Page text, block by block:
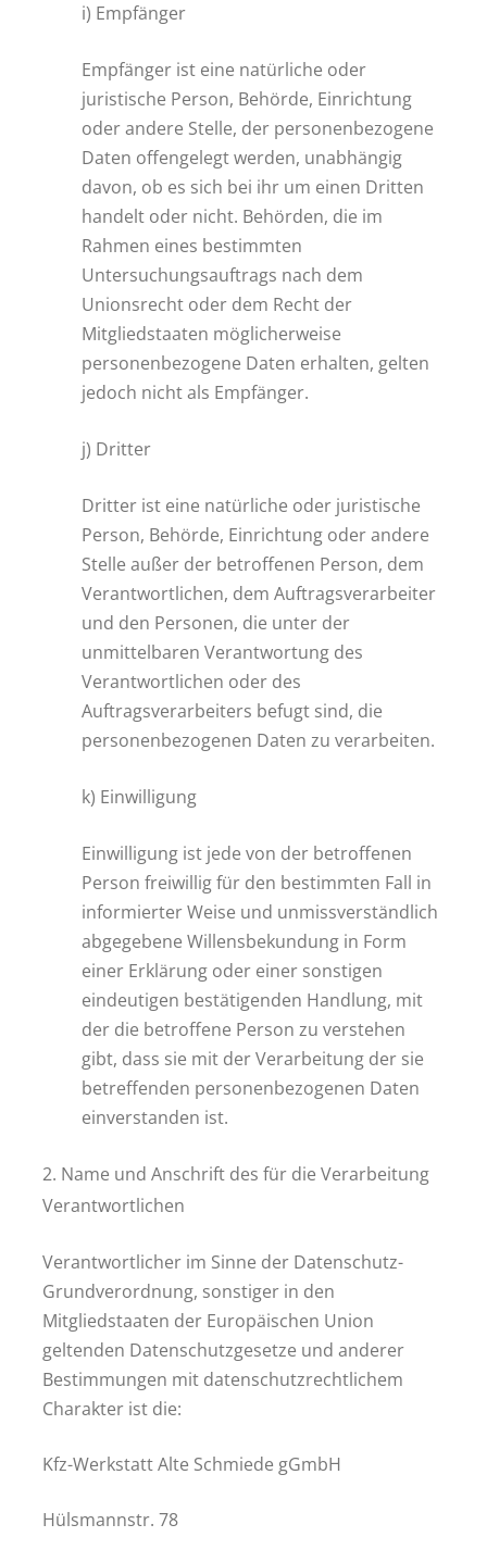
i) Empfänger
Empfänger ist eine natürliche oder
juristische Person, Behörde, Einrichtung
oder andere Stelle, der personenbezogene
Daten offengelegt werden, unabhängig
davon, ob es sich bei ihr um einen Dritten
handelt oder nicht. Behörden, die im
Rahmen eines bestimmten
Untersuchungsauftrags nach dem
Unionsrecht oder dem Recht der
Mitgliedstaaten möglicherweise
personenbezogene Daten erhalten, gelten
jedoch nicht als Empfänger.
j) Dritter
Dritter ist eine natürliche oder juristische
Person, Behörde, Einrichtung oder andere
Stelle außer der betroffenen Person, dem
Verantwortlichen, dem Auftragsverarbeiter
und den Personen, die unter der
unmittelbaren Verantwortung des
Verantwortlichen oder des
Auftragsverarbeiters befugt sind, die
personenbezogenen Daten zu verarbeiten.
k) Einwilligung
Einwilligung ist jede von der betroffenen
Person freiwillig für den bestimmten Fall in
informierter Weise und unmissverständlich
abgegebene Willensbekundung in Form
einer Erklärung oder einer sonstigen
eindeutigen bestätigenden Handlung, mit
der die betroffene Person zu verstehen
gibt, dass sie mit der Verarbeitung der sie
betreffenden personenbezogenen Daten
einverstanden ist.
2. Name und Anschrift des für die Verarbeitung
Verantwortlichen
Verantwortlicher im Sinne der Datenschutz-
Grundverordnung, sonstiger in den
Mitgliedstaaten der Europäischen Union
geltenden Datenschutzgesetze und anderer
Bestimmungen mit datenschutzrechtlichem
Charakter ist die:
Kfz-Werkstatt Alte Schmiede gGmbH
Hülsmannstr. 78